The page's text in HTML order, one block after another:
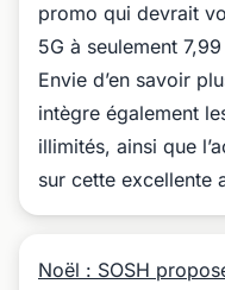
promo qui devrait
5G à seulement
Envie d’en savoir
intègre également
illimités, ainsi que
sur cette excellente
Noël : SOSH